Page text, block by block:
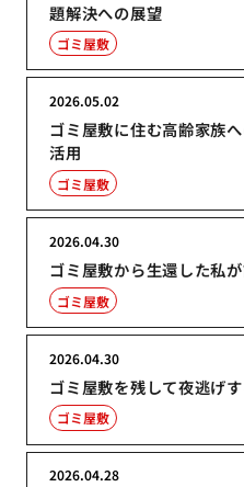
題解決への展望
ゴミ屋敷
ゴミ屋敷に住む高齢家族
活用
2026.05.02
ゴミ屋敷
ゴミ屋敷から生還した私
2026.04.30
ゴミ屋敷
ゴミ屋敷を残して夜逃げ
2026.04.30
ゴミ屋敷
2026.04.28